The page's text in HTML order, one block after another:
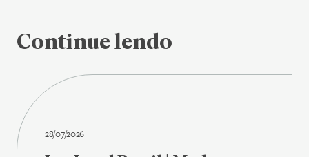
Continue lendo
28/07/2026